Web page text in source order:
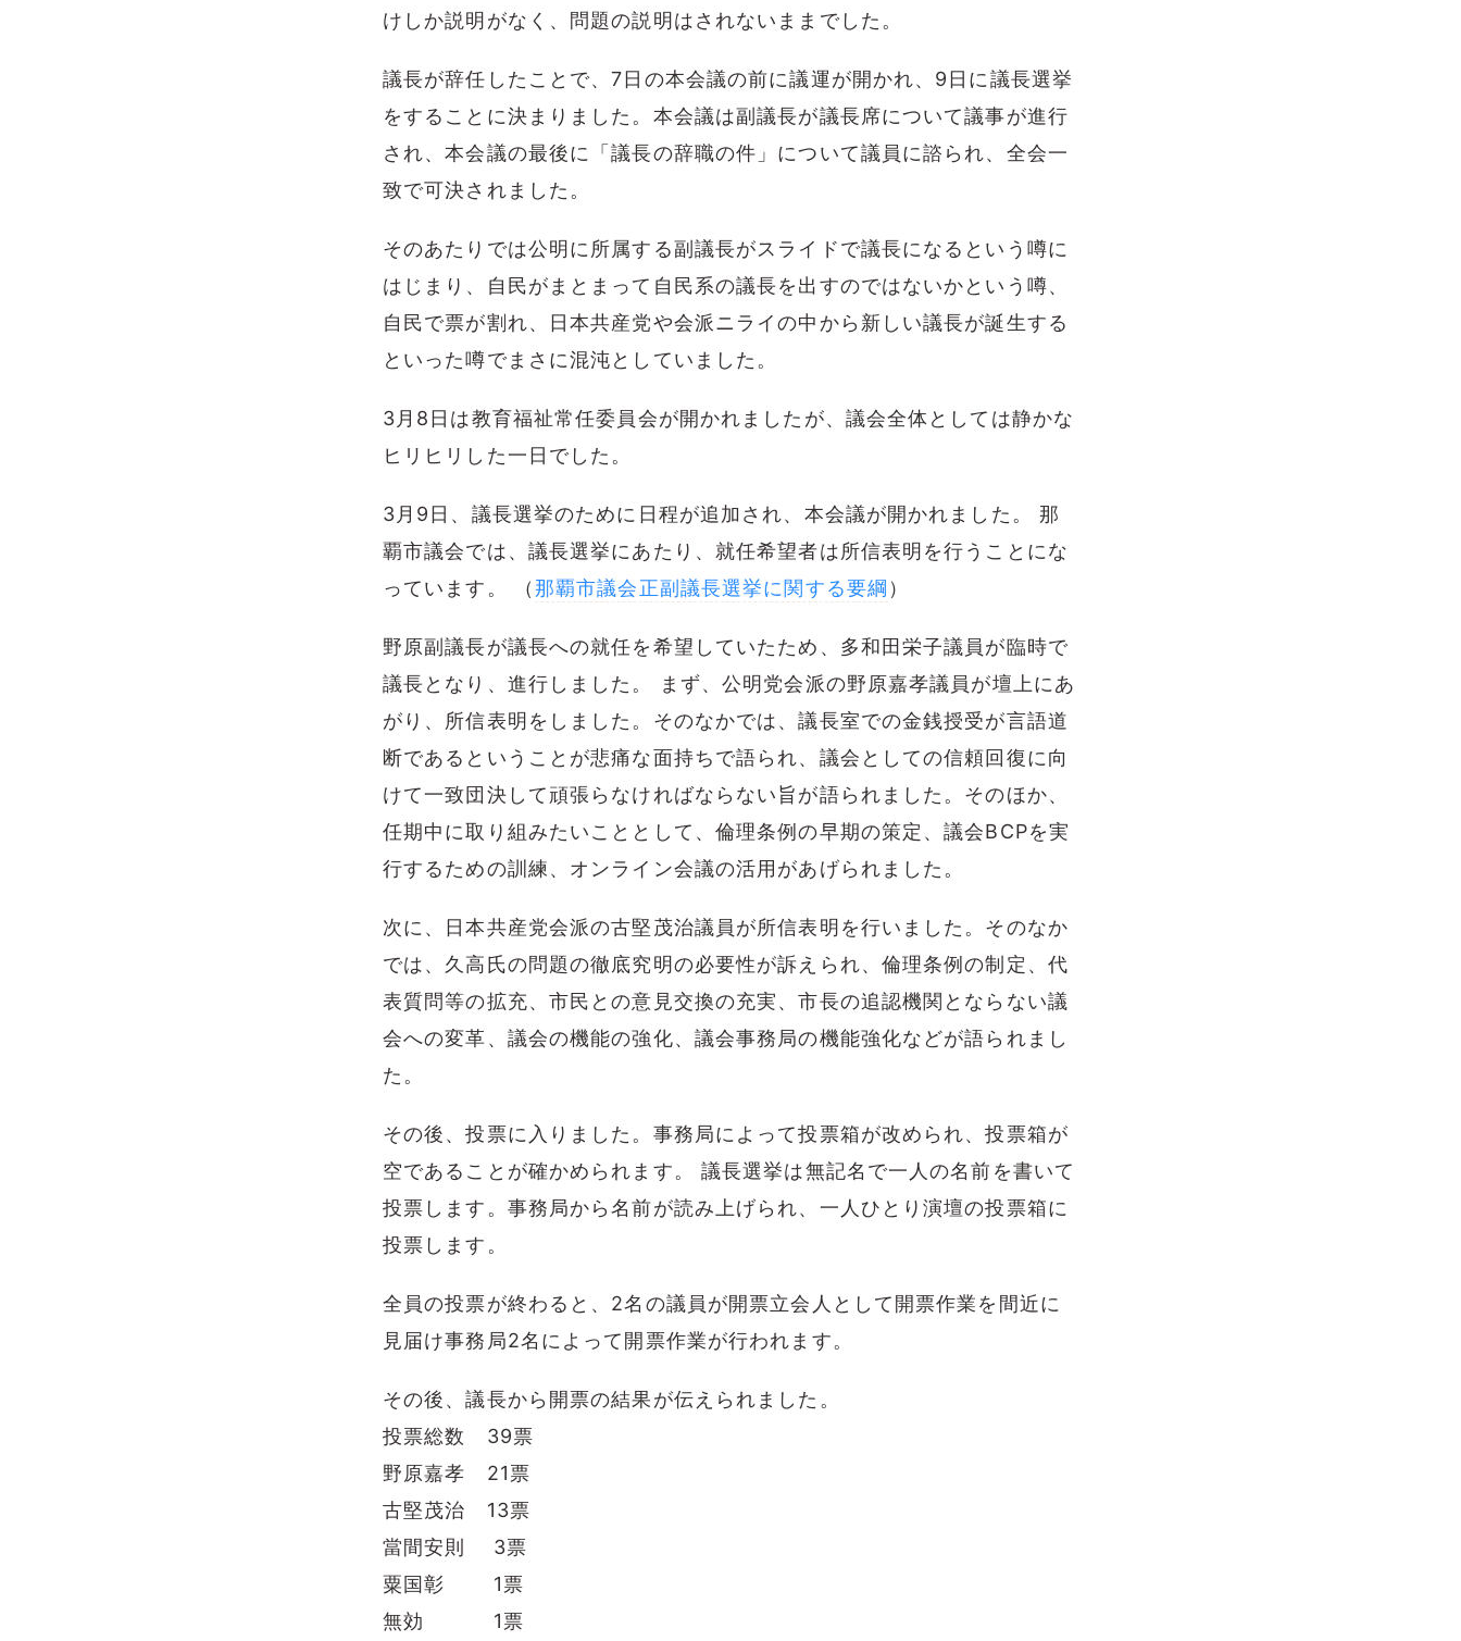
けしか説明がなく、問題の説明はされないままでした。
議長が辞任したことで、7日の本会議の前に議運が開かれ、9日に議長選挙
をすることに決まりました。本会議は副議長が議長席について議事が進行
され、本会議の最後に「議長の辞職の件」について議員に諮られ、全会一
致で可決されました。
そのあたりでは公明に所属する副議長がスライドで議長になるという噂に
はじまり、自民がまとまって自民系の議長を出すのではないかという噂、
自民で票が割れ、日本共産党や会派ニライの中から新しい議長が誕生する
といった噂でまさに混沌としていました。
3月8日は教育福祉常任委員会が開かれましたが、議会全体としては静かな
ヒリヒリした一日でした。
3月9日、議長選挙のために日程が追加され、本会議が開かれました。 那
覇市議会では、議長選挙にあたり、就任希望者は所信表明を行うことにな
っています。 （那覇市議会正副議長選挙に関する要綱 ）
野原副議長が議長への就任を希望していたため、多和田栄子議員が臨時で
議長となり、進行しました。 まず、公明党会派の野原嘉孝議員が壇上にあ
がり、所信表明をしました。そのなかでは、議長室での金銭授受が言語道
断であるということが悲痛な面持ちで語られ、議会としての信頼回復に向
けて一致団決して頑張らなければならない旨が語られました。そのほか、
任期中に取り組みたいこととして、倫理条例の早期の策定、議会BCPを実
行するための訓練、オンライン会議の活用があげられました。
次に、日本共産党会派の古堅茂治議員が所信表明を行いました。そのなか
では、久高氏の問題の徹底究明の必要性が訴えられ、倫理条例の制定、代
表質問等の拡充、市民との意見交換の充実、市長の追認機関とならない議
会への変革、議会の機能の強化、議会事務局の機能強化などが語られまし
た。
その後、投票に入りました。事務局によって投票箱が改められ、投票箱が
空であることが確かめられます。 議長選挙は無記名で一人の名前を書いて
投票します。事務局から名前が読み上げられ、一人ひとり演壇の投票箱に
投票します。
全員の投票が終わると、2名の議員が開票立会人として開票作業を間近に
見届け事務局2名によって開票作業が行われます。
その後、議長から開票の結果が伝えられました。
投票総数 39票
野原嘉孝 21票
古堅茂治 13票
當間安則 3票
粟国彰 1票
無効 1票